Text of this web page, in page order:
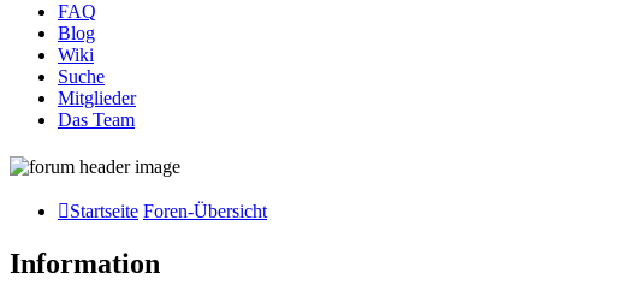
FAQ
Blog
Wiki
Suche
Mitglieder
Das Team
Startseite Foren-Übersicht
Information